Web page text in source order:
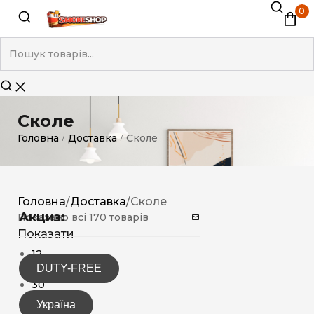
0
Сколе
Головна / Доставка / Сколе
Акциз:
DUTY-FREE
Україна
Головна/Доставка/Сколе
Показано всі 170 товарів
Показати
12
15
30